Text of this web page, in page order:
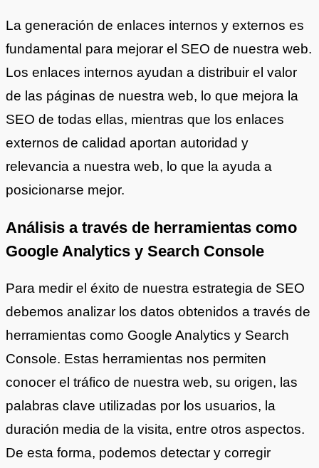
La generación de enlaces internos y externos es
fundamental para mejorar el SEO de nuestra web.
Los enlaces internos ayudan a distribuir el valor
de las páginas de nuestra web, lo que mejora la
SEO de todas ellas, mientras que los enlaces
externos de calidad aportan autoridad y
relevancia a nuestra web, lo que la ayuda a
posicionarse mejor.
Análisis a través de herramientas como
Google Analytics y Search Console
Para medir el éxito de nuestra estrategia de SEO
debemos analizar los datos obtenidos a través de
herramientas como Google Analytics y Search
Console. Estas herramientas nos permiten
conocer el tráfico de nuestra web, su origen, las
palabras clave utilizadas por los usuarios, la
duración media de la visita, entre otros aspectos.
De esta forma, podemos detectar y corregir